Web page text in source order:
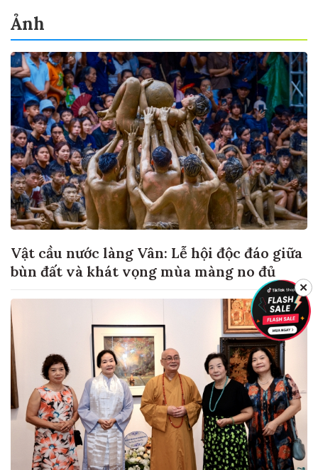
Ảnh
Vật cầu nước làng Vân: Lễ hội độc đáo giữa
bùn đất và khát vọng mùa màng no đủ
✕